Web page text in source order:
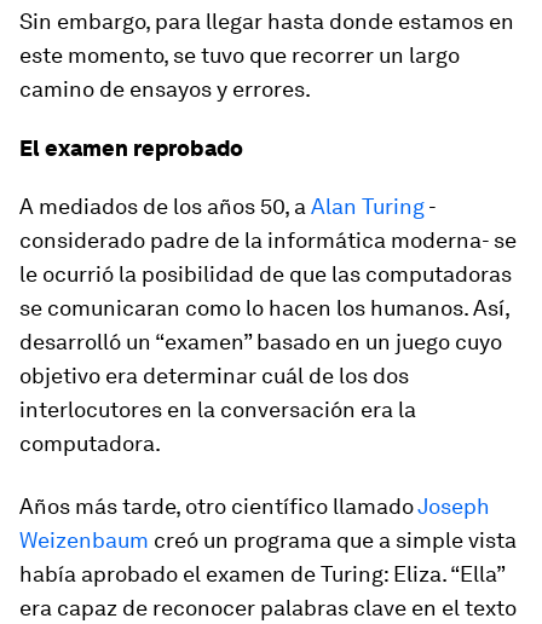
Sin embargo, para llegar hasta donde estamos en
este momento, se tuvo que recorrer un largo
camino de ensayos y errores.
El examen reprobado
A mediados de los años 50, aAlan Turing-
considerado padre de la informática moderna- se
le ocurrió la posibilidad de que las computadoras
se comunicaran como lo hacen los humanos. Así,
desarrolló un “examen” basado en un juego cuyo
objetivo era determinar cuál de los dos
interlocutores en la conversación era la
computadora.
Años más tarde, otro científico llamadoJoseph
Weizenbaum creó un programa que a simple vista
había aprobado el examen de Turing: Eliza. “Ella”
era capaz de reconocer palabras clave en el texto